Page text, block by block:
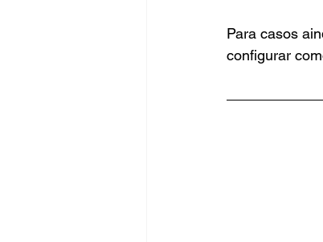
Para casos
configurar